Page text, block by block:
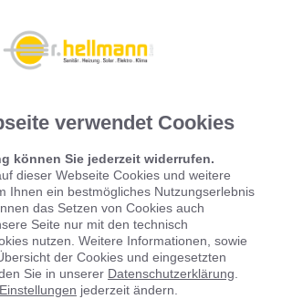
& Musterbäder »Basic-Bad 7 ㎡
verwendet Cookies
können Sie jederzeit widerrufen.
dieser Webseite Cookies und weitere
Ihnen ein bestmögliches Nutzungserlebnis
das Setzen von Cookies auch
Seite nur mit den technisch
nutzen. Weitere Informationen, sowie
der Cookies und eingesetzten
Sie in unserer Datenschutzerklärung
Einstellungen jederzeit ändern.